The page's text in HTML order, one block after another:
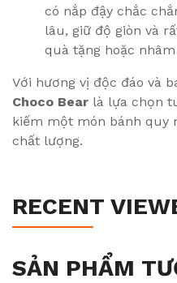
có nắp đậy chắc
lâu, giữ độ giòn và
quà tặng hoặc
Với hương vị độc đáo và
Choco Bear là lựa chọn
kiếm một món bánh quy
chất lượng.
RECENT
SẢN PHẨM